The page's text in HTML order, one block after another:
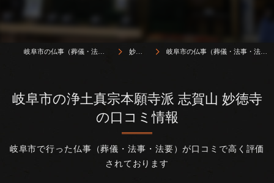
岐阜市の仏事（葬儀・法事・法要）は浄土真宗本願寺派 志賀山 妙徳寺 妙徳寺について 岐阜市の仏事（葬儀・法事・法要）･浄土真宗本願寺派 志賀山 妙徳寺の口コミ情報
岐阜市で行った仏事（葬儀・法事・法要）が口コミで高く評価
されております
岐阜市の浄土真宗本願寺派 志賀山 妙徳寺
の口コミ情報